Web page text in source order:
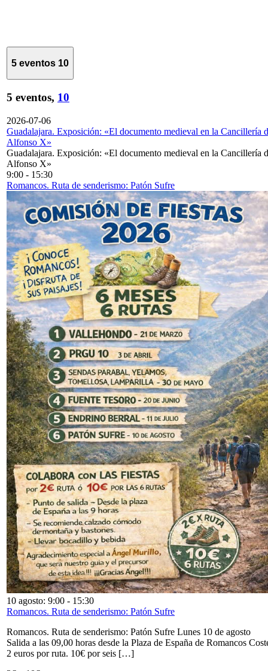
5 eventos 10
5 eventos, 10
2026-07-06
Guadalajara. Exposición: «El documento medieval en la Cancillería
Alfonso X»
Guadalajara. Exposición: «El documento medieval en la Cancillería
Alfonso X»
9:00 - 15:30
Romancos. Ruta de senderismo: Patón Sufre
10 agosto: 9:00 - 15:30
Romancos. Ruta de senderismo: Patón Sufre
Romancos. Ruta de senderismo: Patón Sufre Lunes 10 de agosto
Salida a las 09,00 horas desde la Plaza de España de Romancos
2 euros por ruta. 10€ por seis […]